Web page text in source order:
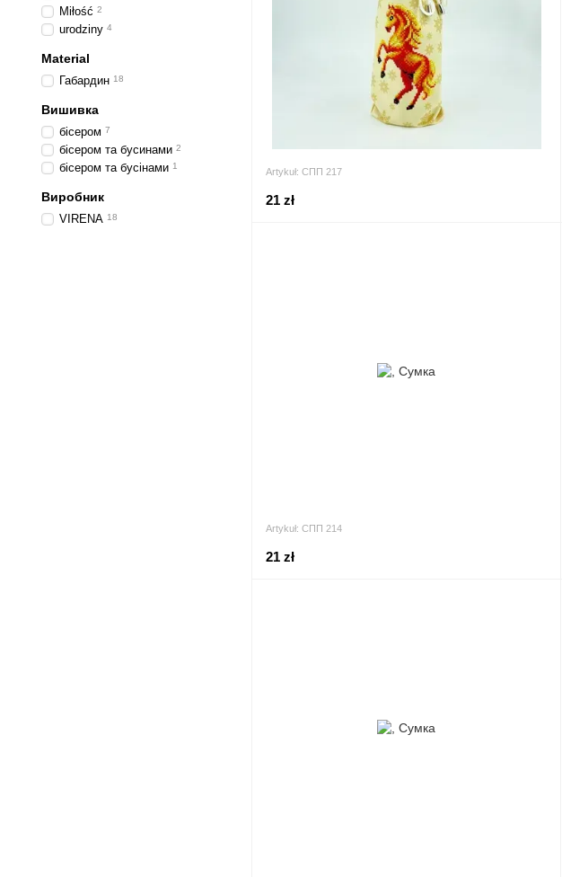
Artykuł: СПП 217
21 zł
Artykuł: СПП 214
21 zł
Miłość 2
urodziny 4
Material
Габардин 18
Вишивка
бісером 7
бісером та бусинами 2
бісером та бусінами 1
Виробник
VIRENA 18